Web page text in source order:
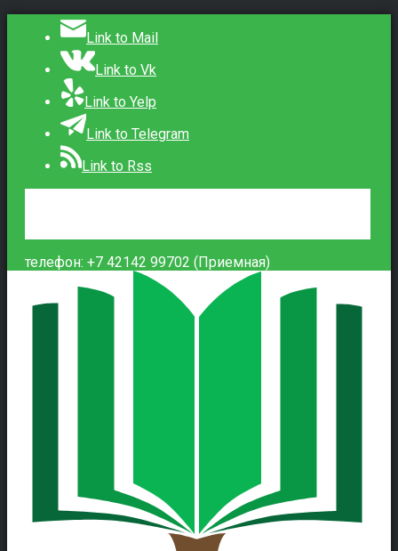
Link to Mail
Link to Vk
Link to Yelp
Link to Telegram
Link to Rss
телефон: +7 42142 99702 (Приемная)